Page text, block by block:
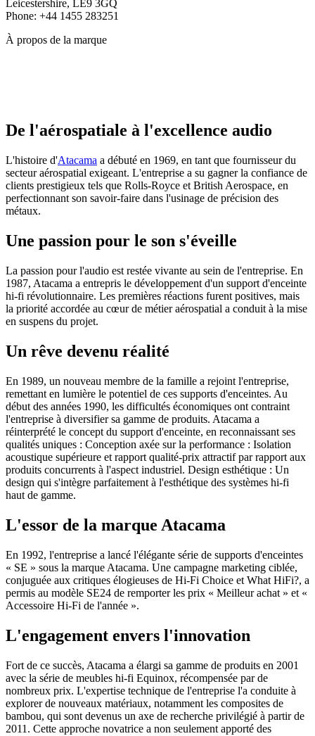
Leicestershire, LE9 3GQ
Phone: +44 1455 283251
À propos de la marque
De l'aérospatiale à l'excellence audio
L'histoire d'Atacama a débuté en 1969, en tant que fournisseur du
secteur aérospatial exigeant. L'entreprise a su gagner la confiance de
clients prestigieux tels que Rolls-Royce et British Aerospace, en
perfectionnant son savoir-faire dans l'usinage de précision des
métaux.
Une passion pour le son s'éveille
La passion pour l'audio est restée vivante au sein de l'entreprise. En
1987, Atacama a entrepris le développement d'un support d'enceinte
hi-fi révolutionnaire. Les premières réactions furent positives, mais
la priorité accordée au cœur de métier aérospatial a conduit à la mise
en suspens du projet.
Un rêve devenu réalité
En 1989, un nouveau membre de la famille a rejoint l'entreprise,
remettant en lumière le potentiel de ces supports d'enceintes. Au
début des années 1990, les difficultés économiques ont contraint
l'entreprise à diversifier sa gamme de produits. Atacama a
réinterprété le concept du support d'enceinte, en reconnaissant ses
qualités uniques : Conception axée sur la performance : Isolation
acoustique supérieure et rapport qualité-prix attractif par rapport aux
produits concurrents à l'aspect industriel. Design esthétique : Un
design qui s'intègre parfaitement à l'esthétique des systèmes hi-fi
haut de gamme.
L'essor de la marque Atacama
En 1992, l'entreprise a lancé l'élégante série de supports d'enceintes
« SE » sous la marque Atacama. Une campagne marketing ciblée,
conjuguée aux critiques élogieuses de Hi-Fi Choice et What HiFi?, a
permis au modèle SE24 de remporter les prix « Meilleur achat » et «
Accessoire Hi-Fi de l'année ».
L'engagement envers l'innovation
Fort de ce succès, Atacama a élargi sa gamme de produits en 2001
avec la série de meubles hi-fi Equinox, récompensée par de
nombreux prix. L'expertise technique de l'entreprise l'a conduite à
explorer de nouveaux matériaux, notamment les composites de
bambou, qui sont devenus un axe de recherche privilégié à partir de
2011. Cette approche novatrice a non seulement apporté des